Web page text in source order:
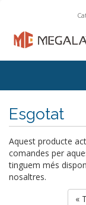
Esgotat
Aquest producte
comandes per
tinguem més
nosaltres.
«